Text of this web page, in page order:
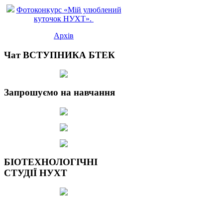
Фотоконкурс «Мій улюблений
куточок НУХТ».
Архів
Чат ВСТУПНИКА БТЕК
Запрошуємо на навчання
БІОТЕХНОЛОГІЧНІ
СТУДІЇ НУХТ